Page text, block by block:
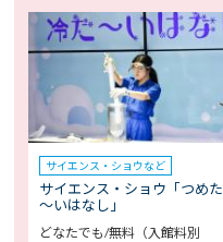
サイエンス・ショウなど
サイエンス・ショウ「つめた
～いはなし」
どなたでも/無料（入館料別